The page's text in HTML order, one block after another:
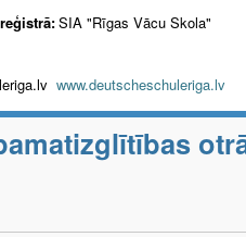
SIA "Rīgas Vācu Skola"
www.deutscheschuleriga.lv